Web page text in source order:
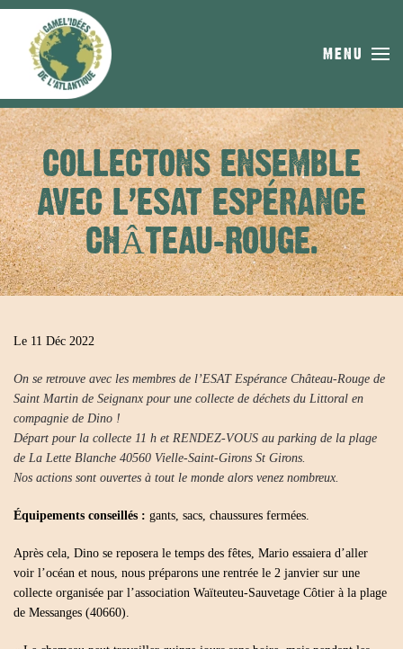
Skip to main content
MENU
COLLECTONS ENSEMBLE
AVEC L’ESAT ESPÉRANCE
CHÂTEAU-ROUGE.
Le 11 Déc 2022
On se retrouve avec les membres de l’ESAT Espérance Château-Rouge de
Saint Martin de Seignanx pour une collecte de déchets du Littoral en
compagnie de Dino !
Départ pour la collecte 11 h et RENDEZ-VOUS au parking de la plage
de La Lette Blanche 40560 Vielle-Saint-Girons St Girons.
Nos actions sont ouvertes à tout le monde alors venez nombreux.
Équipements conseillés : gants, sacs, chaussures fermées.
Après cela, Dino se reposera le temps des fêtes, Mario essaiera d’aller
voir l’océan et nous, nous préparons une rentrée le 2 janvier sur une
collecte organisée par l’association Waïteuteu-Sauvetage Côtier à la plage
de Messanges (40660).